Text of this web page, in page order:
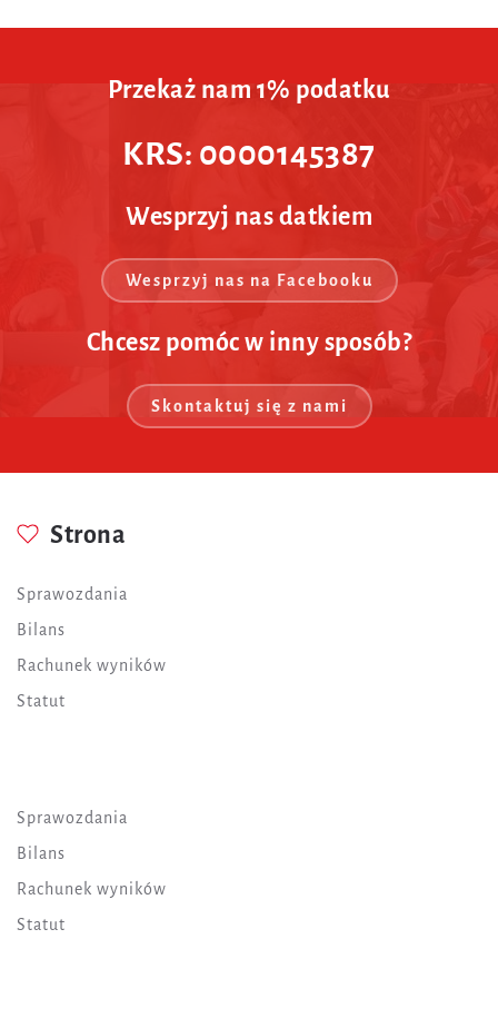
Przekaż nam 1% podatku
KRS: 0000145387
Wesprzyj nas datkiem
Wesprzyj nas na Facebooku
Chcesz pomóc w inny sposób?
Skontaktuj się z nami
Strona
Sprawozdania
Bilans
Rachunek wyników
Statut
Sprawozdania
Bilans
Rachunek wyników
Statut